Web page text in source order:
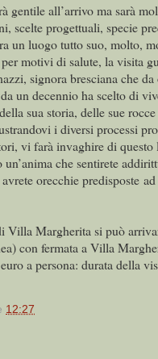
gentile all’arrivo ma sarà
scelte progettuali, specie
un luogo tutto suo, molto,
motivi di salute, la visita
signora bresciana che da
un decennio ha scelto di
sua storia, delle sue
i diversi processi
vi farà invaghire di questo
che sentirete
orecchie predisposte ad
Villa Margherita si può
con fermata a Villa
a persona: durata della
12:27